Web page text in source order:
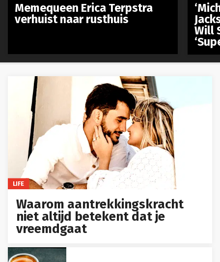
LIFE
Waarom aantrekkingskracht
niet altijd betekent dat je
vreemdgaat
Memequeen Erica Terpstra
verhuist naar rusthuis
Will